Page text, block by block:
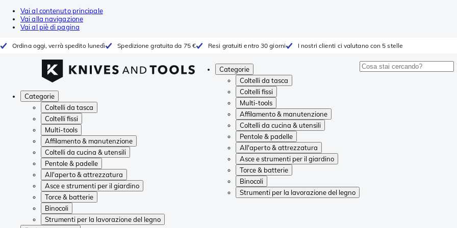
Vai al contenuto principale
Vai alla navigazione
Vai al piè di pagina
Ordina oggi, verrà spedito lunedì Spedizione gratuita da 75 € Resi gratuiti entro 30 giorni I nostri clienti ci valutano con 5 stelle
Categorie
Coltelli da tasca
Coltelli fissi
Multi-tools
Affilamento & manutenzione
Coltelli da cucina & utensili
Pentole & padelle
All'aperto & attrezzatura
Asce e strumenti per il giardino
Torce & batterie
Binocoli
Strumenti per la lavorazione del legno
Categorie
Coltelli da tasca
Coltelli fissi
Multi-tools
Affilamento & manutenzione
Coltelli da cucina & utensili
Pentole & padelle
All'aperto & attrezzatura
Asce e strumenti per il giardino
Torce & batterie
Binocoli
Strumenti per la lavorazione del legno